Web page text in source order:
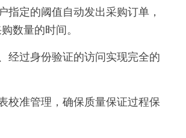
指定的阈值自动发出采购订单，
数量的时间。
经过身份验证的访问实现完全的
校准管理，确保质量保证过程保